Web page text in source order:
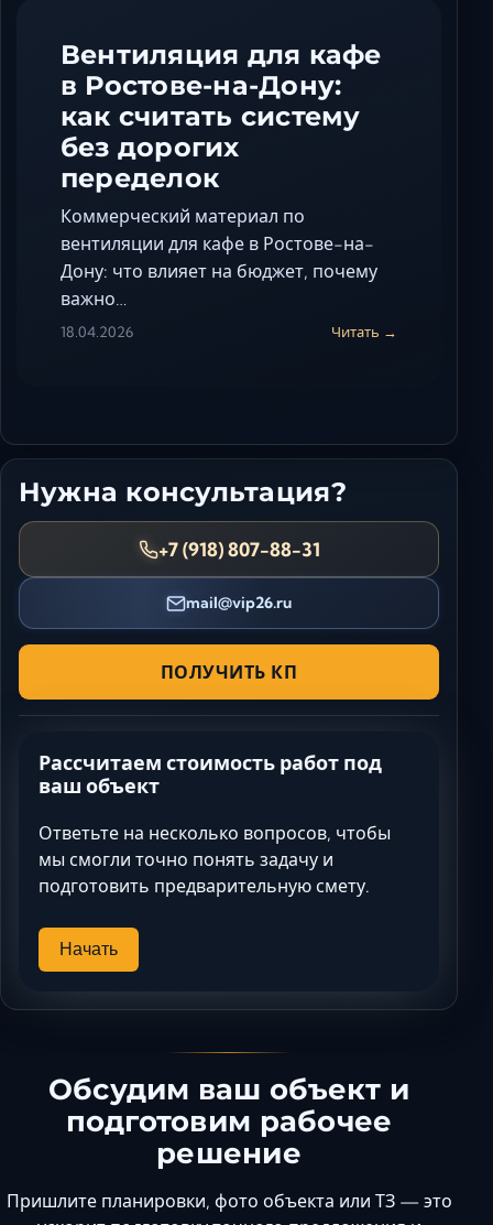
Вентиляция для кафе
в Ростове-на-Дону:
как считать систему
без дорогих
переделок
Коммерческий материал по
вентиляции для кафе в Ростове-на-
Дону: что влияет на бюджет, почему
важно…
18.04.2026 Читать →
Нужна консультация?
+7 (918) 807-88-31
mail@vip26.ru
ПОЛУЧИТЬ КП
Рассчитаем стоимость работ под
ваш объект
Ответьте на несколько вопросов, чтобы
мы смогли точно понять задачу и
подготовить предварительную смету.
Начать
Обсудим ваш объект и
подготовим рабочее
решение
Пришлите планировки, фото объекта или ТЗ — это